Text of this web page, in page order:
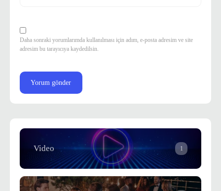
Daha sonraki yorumlarımda kullanılması için adım, e-posta adresim ve site
adresim bu tarayıcıya kaydedilsin.
Video 1